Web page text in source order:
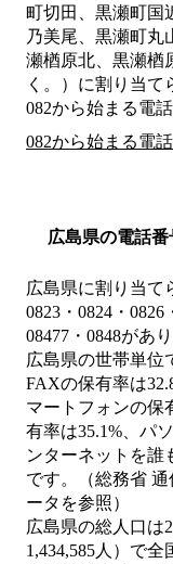
町切田、黒瀬町国
乃美尾、黒瀬町丸
瀬楢原北、黒瀬楢
く。） に割り当て
082から始まる電
082から始まる電
広島県の電話番
広島県に割り当て
0823・0824・0826
08477・0848があり
広島県の世帯単位
FAXの保有率は
マートフォンの保
有率は35.1%、パ
ンターネットを誰
です。（総務省
ータを参照）
広島県の総人口は
1,434,585人）で